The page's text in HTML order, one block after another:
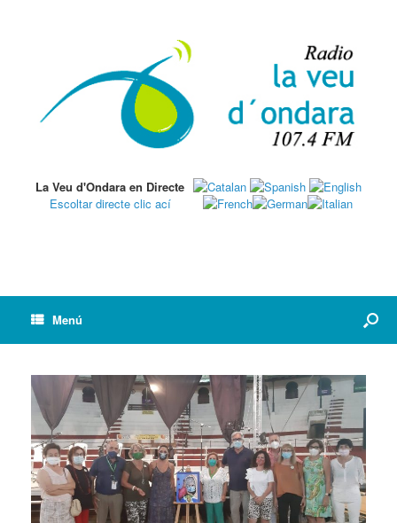
La Veu d'Ondara en Directe
Escoltar directe clic ací
Menú